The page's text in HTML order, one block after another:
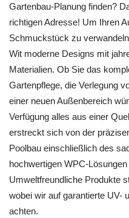
Gartenbau-Planung finden?
richtigen Adresse! Um Ihren
Schmuckstück zu
Wit moderne Designs mit
Materialien. Ob Sie das
Gartenpflege, die Verlegung
einer neuen Außenbereich
Verfügung alles aus einer
erstreckt sich von der
Poolbau einschließlich des
hochwertigen WPC-
Umweltfreundliche Produkte
wobei wir auf garantierte UV-
achten.